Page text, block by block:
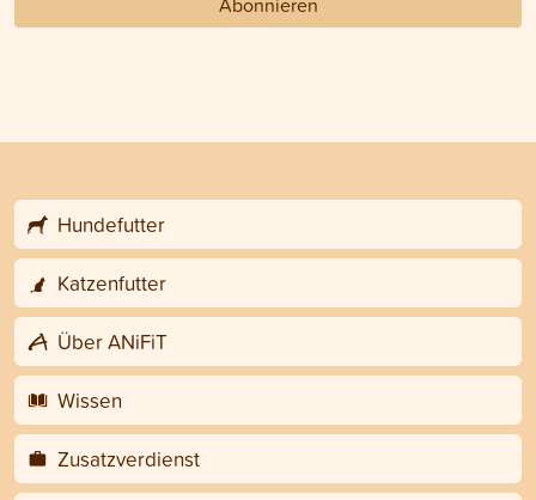
Hundefutter
Katzenfutter
Über ANiFiT
Wissen
Zusatzverdienst